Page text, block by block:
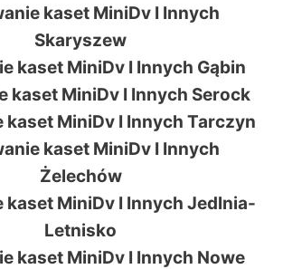
kaset MiniDv I Innych
Skaryszew
kaset MiniDv I Innych Gąbin
kaset MiniDv I Innych Serock
kaset MiniDv I Innych Tarczyn
kaset MiniDv I Innych
Żelechów
kaset MiniDv I Innych Jedlnia-
Letnisko
kaset MiniDv I Innych Nowe